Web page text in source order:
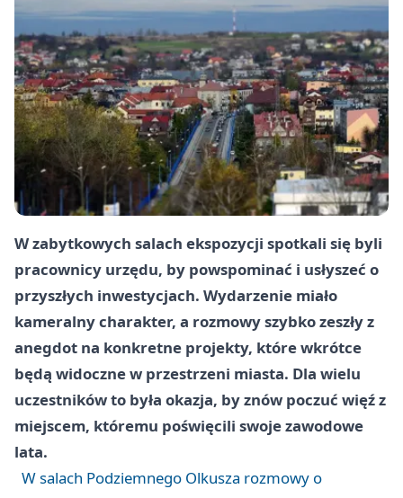
W zabytkowych salach ekspozycji spotkali się byli
pracownicy urzędu, by powspominać i usłyszeć o
przyszłych inwestycjach. Wydarzenie miało
kameralny charakter, a rozmowy szybko zeszły z
anegdot na konkretne projekty, które wkrótce
będą widoczne w przestrzeni miasta. Dla wielu
uczestników to była okazja, by znów poczuć więź z
miejscem, któremu poświęcili swoje zawodowe
lata.
W salach Podziemnego Olkusza rozmowy o